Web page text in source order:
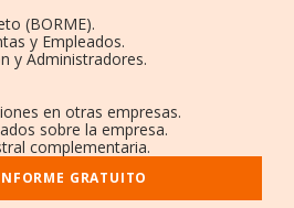
(BORME).
y Empleados.
y Administradores.
en otras empresas.
sobre la empresa.
complementaria.
GRATUITO